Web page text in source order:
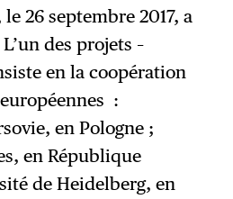
26 septembre 2017, a
des projets –
en la coopération
:
en Pologne ;
en République
de Heidelberg, en